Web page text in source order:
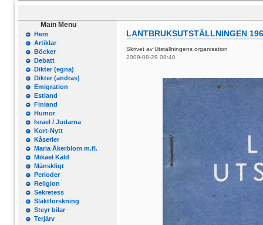
Main Menu
Hem
Artiklar
Böcker
Debatt
Dikter (egna)
Dikter (andras)
Emigration
Estland
Finland
Humor
Israel / Judarna
Kort-Nytt
Kåserier
Maria Åkerblom m.fl.
Mikael Käld
Mänskligt
Perioder
Religion
Sekretess
Släktforskning
Steyr bilar
Terjärv
LANTBRUKSUTSTÄLLNINGEN
Skrivet av Utställningens organisation
2009-08-29 08:40